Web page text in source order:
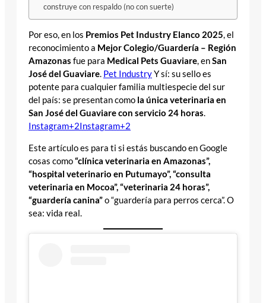
construye con respaldo (no con suerte)
Por eso, en los Premios Pet Industry Elanco 2025, el
reconocimiento a Mejor Colegio/Guardería – Región
Amazonas fue para Medical Pets Guaviare, enSan
José del Guaviare. Pet IndustryY sí: su sello es
potente para cualquier familia multiespecie del sur
del país: se presentan como la única veterinaria en
San José del Guaviare con servicio 24 horas.
Instagram+2Instagram+2
Este artículo es para ti si estás buscando en Google
cosas como“clínica veterinaria en Amazonas”,
“hospital veterinario en Putumayo”, “consulta
veterinaria en Mocoa”, “veterinaria 24 horas”,
“guardería canina”o “guardería para perros cerca”. O
sea: vida real.